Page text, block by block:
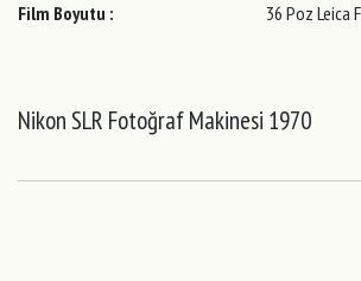
Film Boyutu : 36 Poz Leica
Nikon SLR Fotoğraf Makinesi 1970